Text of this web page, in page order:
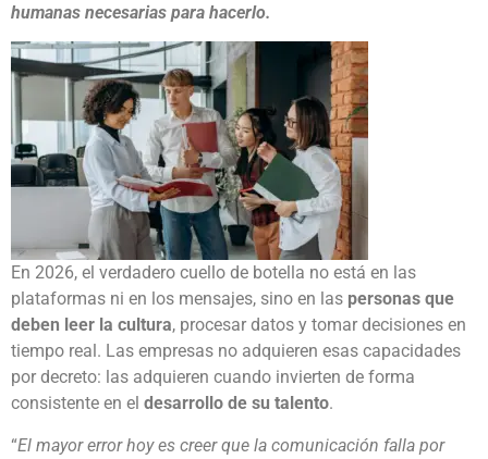
humanas necesarias para hacerlo.
En 2026, el verdadero cuello de botella no está en las
plataformas ni en los mensajes, sino en las personas que
deben leer la cultura, procesar datos y tomar decisiones en
tiempo real. Las empresas no adquieren esas capacidades
por decreto: las adquieren cuando invierten de forma
consistente en el desarrollo de su talento.
“El mayor error hoy es creer que la comunicación falla por